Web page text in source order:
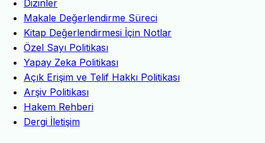
Dizinler
Makale Değerlendirme Süreci
Kitap Değerlendirmesi İçin Notlar
Özel Sayı Politikası
Yapay Zeka Politikası
Açık Erişim ve Telif Hakkı Politikası
Arşiv Politikası
Hakem Rehberi
Dergi İletişim